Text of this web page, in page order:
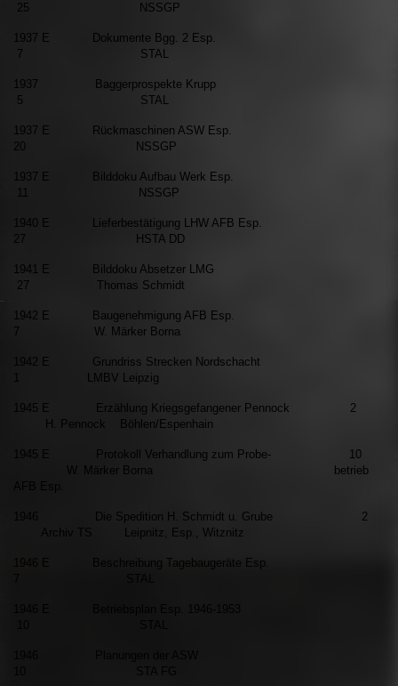
25 NSSGP
1937 E Dokumente Bgg. 2 Esp.
7 STAL
1937 Baggerprospekte Krupp
5 STAL
1937 E Rückmaschinen ASW Esp.
20 NSSGP
1937 E Bilddoku Aufbau Werk Esp.
11 NSSGP
1940 E Lieferbestätigung LHW AFB Esp.
27 HSTA DD
1941 E Bilddoku Absetzer LMG
27 Thomas Schmidt
1942 E Baugenehmigung AFB Esp.
7 W. Märker Borna
1942 E Grundriss Strecken Nordschacht
1 LMBV Leipzig
1945 E Erzählung Kriegsgefangener Pennock 2
H. Pennock Böhlen/Espenhain
1945 E Protokoll Verhandlung zum Probe- 10
W. Märker Borna betrieb
1946 Die Spedition H. Schmidt u. Grube 2
Archiv TS Leipnitz, Esp., Witznitz
1946 E Beschreibung Tagebaugeräte Esp.